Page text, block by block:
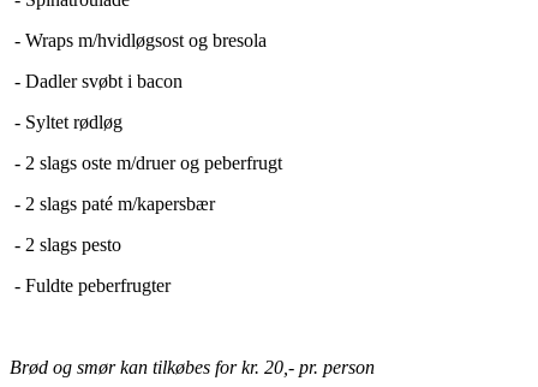
- Wraps m/hvidløgsost og bresola
- Dadler svøbt i bacon
- Syltet rødløg
- 2 slags oste m/druer og peberfrugt
- 2 slags paté m/kapersbær
- 2 slags pesto
- Fuldte peberfrugter
Brød og smør kan tilkøbes for kr. 20,- pr. person